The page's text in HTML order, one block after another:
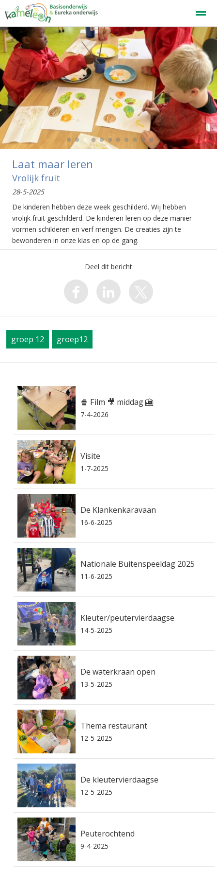
Welkom
Home Zoeken Nieuws Agenda
● ●●●●● ● ● ● ●●
Laat maar leren
Vrolijk fruit
28-5-2025
De kinderen hebben deze week geschilderd. Wij hebben
vrolijk fruit geschilderd. De kinderen leren op deze manier
vormen schilderen en verf mengen. De creaties zijn te
bewonderen in onze klas en op de gang.
Deel dit bericht
groep 12 groep12
🍿 Film 🎥 middag 🎦
7-4-2026
Visite
1-7-2025
De Klankenkaravaan
16-6-2025
Nationale Buitenspeeldag 2025
11-6-2025
Kleuter/peutervierdaagse
14-5-2025
De waterkraan open
13-5-2025
Thema restaurant
12-5-2025
De kleutervierdaagse
12-5-2025
Peuterochtend
9-4-2025